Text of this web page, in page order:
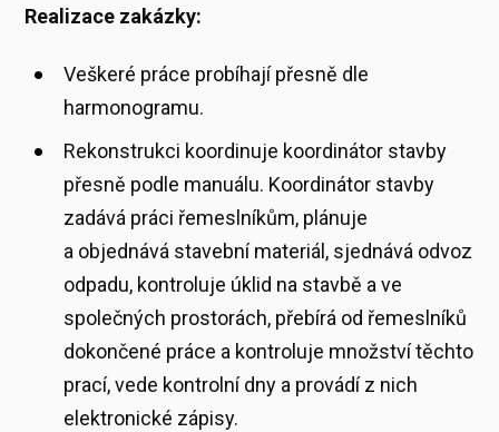
Realizace zakázky:
Veškeré práce probíhají přesně dle
harmonogramu.
Rekonstrukci koordinuje koordinátor stavby
přesně podle manuálu. Koordinátor stavby
zadává práci řemeslníkům, plánuje
a objednává stavební materiál, sjednává odvoz
odpadu, kontroluje úklid na stavbě a ve
společných prostorách, přebírá od řemeslníků
dokončené práce a kontroluje množství těchto
prací, vede kontrolní dny a provádí z nich
elektronické zápisy.